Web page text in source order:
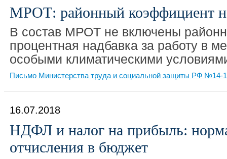
МРОТ: районный коэффициент
В состав МРОТ не включены
процентная надбавка за работу в
особыми климатическими
Письмо Министерства труда и социальной защиты РФ №14-
16.07.2018
НДФЛ и налог на прибыль:
отчисления в бюджет